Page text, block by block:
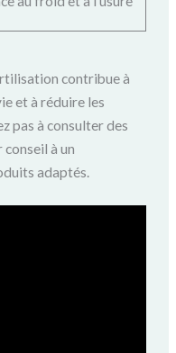
contribue à
et à réduire les
pas à consulter des
à un
adaptés.